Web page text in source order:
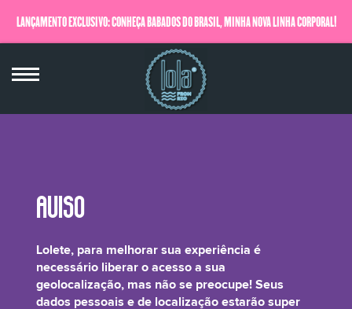
LANÇAMENTO EXCLUSIVO: CONHEÇA BABADOS DO BRASIL, MINHA NOVA LINHA CORPORAL!
QUERO SABER MAIS
Citrus Limon Peel Oil*
Lolete, para melhorar sua experiência é
necessário liberar o acesso a sua
geolocalização, mas não se preocupe! Seus
dados pessoais e de localização estarão super